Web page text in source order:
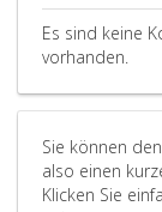
Es sind keine
vorhanden.
Sie können
also einen
Klicken Sie